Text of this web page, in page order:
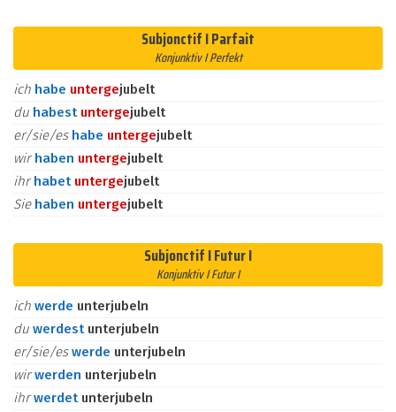
Subjonctif I Parfait
Konjunktiv I Perfekt
ich habe untergejubelt
du habest untergejubelt
er/sie/es habe untergejubelt
wirhaben untergejubelt
ihrhabet untergejubelt
Sie haben untergejubelt
Subjonctif I Futur I
Konjunktiv I Futur I
ich werde unterjubeln
du werdest unterjubeln
er/sie/eswerde unterjubeln
wirwerden unterjubeln
ihrwerdet unterjubeln